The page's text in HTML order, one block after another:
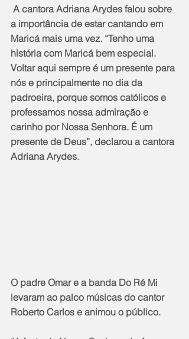
a importância de estar cantando em
Maricá mais uma vez. “Tenho uma
história com Maricá bem especial.
Voltar aqui sempre é um presente para
nós e principalmente no dia da
padroeira, porque somos católicos e
professamos nossa admiração e
carinho por Nossa Senhora. É um
presente de Deus”, declarou a cantora
Adriana Arydes.
O padre Omar e a banda Do Ré Mi
levaram ao palco músicas do cantor
Roberto Carlos e animou o público.